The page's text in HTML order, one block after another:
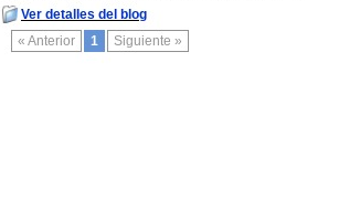
Ver detalles del blog
« Anterior
1 Siguiente »